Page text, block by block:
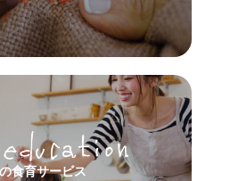
食育サービス